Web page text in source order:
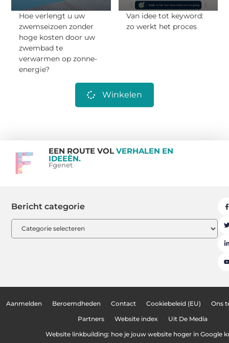
Hoe verlengt u uw
zwemseizoen zonder
hoge kosten door uw
zwembad te
verwarmen op zonne-
energie?
Van idee tot keyword:
zo werkt het proces
Winkelen
EEN ROUTE VOL VERHALEN EN
IDEEËN.
Fgenet
Bericht categorie
Aanmelden Beroemdheden Contact Cookiebeleid (EU) Ons
Partners Website index Uit De Media
Website linkbuilding: hoe je jouw website hoger in Google